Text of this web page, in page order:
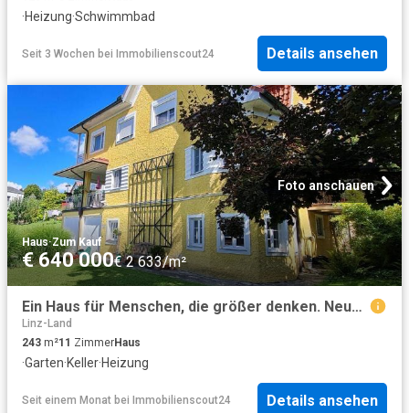
·Heizung·Schwimmbad
Seit 3 Wochen bei Immobilienscout24 Details ansehen
Foto anschauen
Haus·Zum Kauf
€ 640 000€ 2 633/m²
Ein Haus für Menschen, die größer denken. Neuhofen an der Krems
Linz-Land
243 m²11 ZimmerHaus
·Garten·Keller·Heizung
Seit einem Monat bei Immobilienscout24 Details ansehen